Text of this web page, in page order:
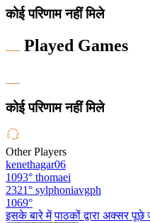
कोई परिणाम नहीं मिले
Played Games
कोई परिणाम नहीं मिले
Other Players
kenethagar06
1093° thomaei
2321° sylphoniavgph
1069°
इसके बारे में पाठकों द्वारा अक्सर